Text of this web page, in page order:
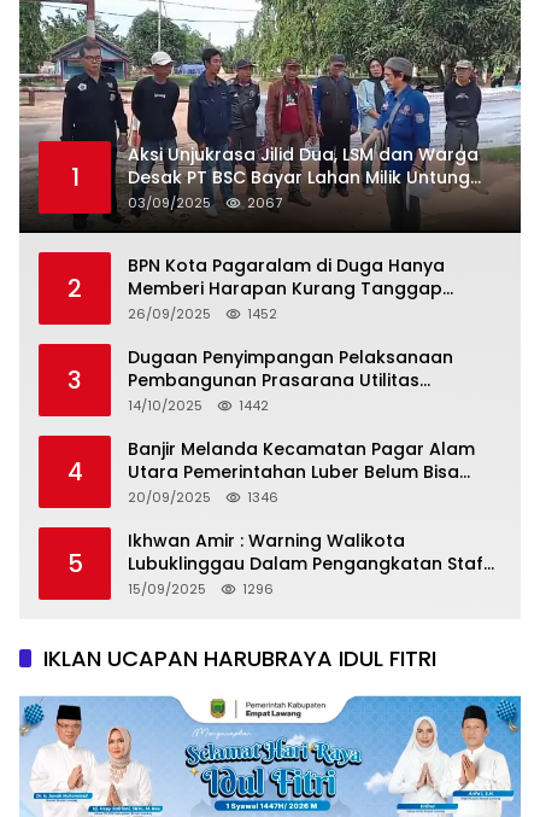
1
Aksi Unjukrasa Jilid Dua, LSM dan Warga
Desak PT BSC Bayar Lahan Milik Untung
Suropati
03/09/2025 2067
2
BPN Kota Pagaralam di Duga Hanya
Memberi Harapan Kurang Tanggap
Terkait Sertifikat Tumpang Tindih
26/09/2025 1452
3
Dugaan Penyimpangan Pelaksanaan
Pembangunan Prasarana Utilitas
Permukiman Desa Pajar Bulan
14/10/2025 1442
4
Banjir Melanda Kecamatan Pagar Alam
Utara Pemerintahan Luber Belum Bisa
Mengatasi Banjir
20/09/2025 1346
5
Ikhwan Amir : Warning Walikota
Lubuklinggau Dalam Pengangkatan Staf
Khusus
15/09/2025 1296
IKLAN UCAPAN HARUBRAYA IDUL FITRI